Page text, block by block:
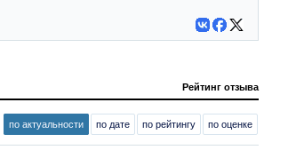
Рейтинг отзыва
по актуальности по дате по рейтингу по оценке